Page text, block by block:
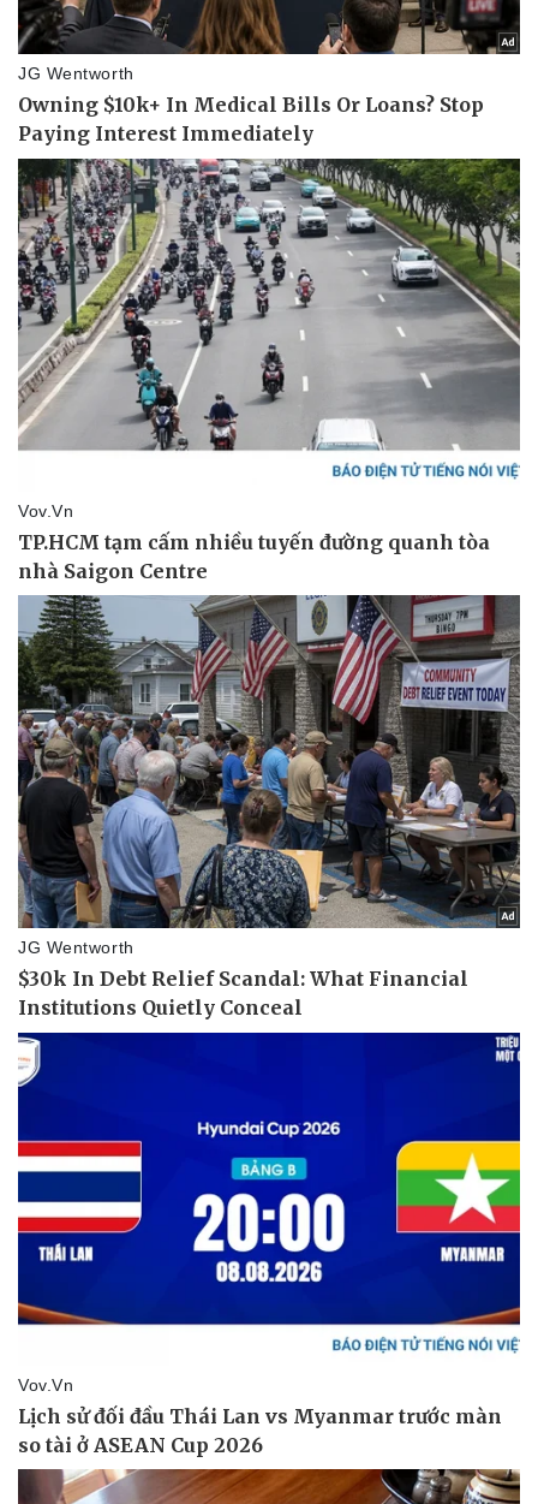
Pháp luật
Vụ án
Phân tích